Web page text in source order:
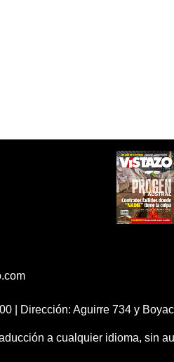
| Dirección: Aguirre 734 y
a cualquier idioma, sin